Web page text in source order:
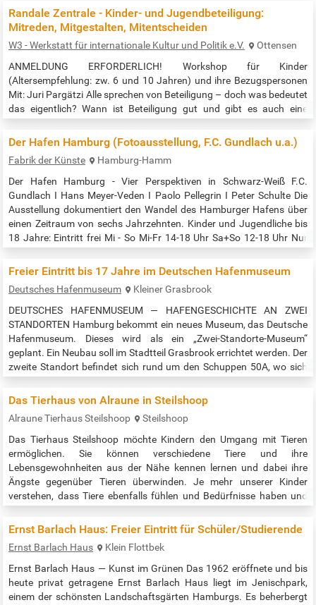
Uhr Quelle: https://www.buecherhallen.de/elbvororte-
termin/unruhige-gewaesser-pen-and-paper-
abenteuer/datum/20250614.html
Randale Zentrale - Kinder- und Jugendbeteiligung:
Mitreden, Mitgestalten, Mitentscheiden
W3 - Werkstatt für internationale Kultur und Politik e.V.
Ottensen
ANMELDUNG ERFORDERLICH! Workshop für Kinder
(Altersempfehlung: zw. 6 und 10 Jahren) und ihre Bezugspersonen
Mit: Juri Pargätzi Alle sprechen von Beteiligung – doch was bedeutet
das eigentlich? Wann ist Beteiligung gut und gibt es auch eine
Thema Kinder- und Jugendbeteiligung genauer anschauen: Welches
Recht auf Beteiligung haben Kinder und Jugendliche und wo ist das
festgelegt? Welche Räume…
Der Hafen Hamburg (Fotoausstellung, F.C. Gundlach u.a.)
Fabrik der Künste
Hamburg-Hamm
Der Hafen Hamburg - Vier Perspektiven in Schwarz-Weiß F.C.
Gundlach I Hans Meyer-Veden I Paolo Pellegrin I Peter Schulte Die
Ausstellung dokumentiert den Wandel des Hamburger Hafens über
einen Zeitraum von sechs Jahrzehnten. Kinder und Jugendliche bis
18 Jahre: Eintritt frei Mi - So Mi-Fr 14-18 Uhr Sa+So 12-18 Uhr Nur
Freier Eintritt bis 17 Jahre im Deutschen Hafenmuseum
Deutsches Hafenmuseum
Kleiner Grasbrook
DEUTSCHES HAFENMUSEUM — HAFENGESCHICHTE AN ZWEI
STANDORTEN Hamburg bekommt ein neues Museum, das Deutsche
Hafenmuseum. Dieses wird als ein „Zwei-Standorte-Museum“
geplant. Ein Neubau soll im Stadtteil Grasbrook errichtet werden. Der
zweite Standort befindet sich rund um den Schuppen 50A, wo sich
ZEITZEUG*INNEN AN DEN 50ER-SCHUPPEN Das neue Museum wird
sich der vielfältigen Bedeutung der besonderen…
Das Tierhaus von Alraune in Steilshoop
Alraune Tierhaus Steilshoop
Steilshoop
Das Tierhaus Steilshoop möchte Kindern den Umgang mit Tieren
ermöglichen. Sie können verschiedene Tiere und ihre
Lebensgewohnheiten aus der Nähe kennen lernen und dabei ihre
Ängste gegenüber Tieren überwinden. Je mehr unserer Kinder
verstehen, dass Tiere ebenfalls fühlen und Bedürfnisse haben und
desto mehr Erwachsene wird es geben, die unsere Gesellschaft und
Ernst Barlach Haus: Freier Eintritt für Schüler/Studierende
Ernst Barlach Haus
Klein Flottbek
Ernst Barlach Haus — Kunst im Grünen Das 1962 eröffnete und bis
heute privat getragene Ernst Barlach Haus liegt im Jenischpark,
einem der schönsten Landschaftsgärten Hamburgs. Es beherbergt